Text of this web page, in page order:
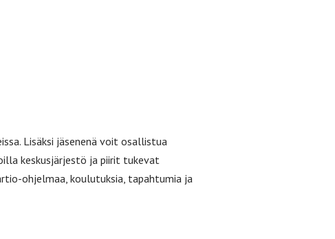
Lisäksi jäsenenä voit osallistua
keskusjärjestö ja piirit tukevat
ohjelmaa, koulutuksia, tapahtumia ja